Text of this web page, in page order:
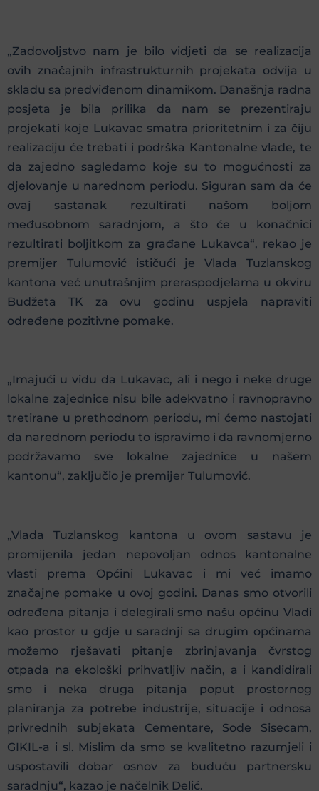
„Zadovoljstvo nam je bilo vidjeti da se realizacija
ovih značajnih infrastrukturnih projekata odvija u
skladu sa predviđenom dinamikom. Današnja radna
posjeta je bila prilika da nam se prezentiraju
projekati koje Lukavac smatra prioritetnim i za čiju
realizaciju će trebati i podrška Kantonalne vlade, te
da zajedno sagledamo koje su to mogućnosti za
djelovanje u narednom periodu. Siguran sam da će
ovaj sastanak rezultirati našom boljom
međusobnom saradnjom, a što će u konačnici
rezultirati boljitkom za građane Lukavca“, rekao je
premijer Tulumović ističući je Vlada Tuzlanskog
kantona već unutrašnjim preraspodjelama u okviru
Budžeta TK za ovu godinu uspjela napraviti
određene pozitivne pomake.
„Imajući u vidu da Lukavac, ali i nego i neke druge
lokalne zajednice nisu bile adekvatno i ravnopravno
tretirane u prethodnom periodu, mi ćemo nastojati
da narednom periodu to ispravimo i da ravnomjerno
podržavamo sve lokalne zajednice u našem
kantonu“, zaključio je premijer Tulumović.
„Vlada Tuzlanskog kantona u ovom sastavu je
promijenila jedan nepovoljan odnos kantonalne
vlasti prema Općini Lukavac i mi već imamo
značajne pomake u ovoj godini. Danas smo otvorili
određena pitanja i delegirali smo našu općinu Vladi
kao prostor u gdje u saradnji sa drugim općinama
možemo rješavati pitanje zbrinjavanja čvrstog
otpada na ekološki prihvatljiv način, a i kandidirali
smo i neka druga pitanja poput prostornog
planiranja za potrebe industrije, situacije i odnosa
privrednih subjekata Cementare, Sode Sisecam,
GIKIL-a i sl. Mislim da smo se kvalitetno razumjeli i
uspostavili dobar osnov za buduću partnersku
saradnju“, kazao je načelnik Delić.